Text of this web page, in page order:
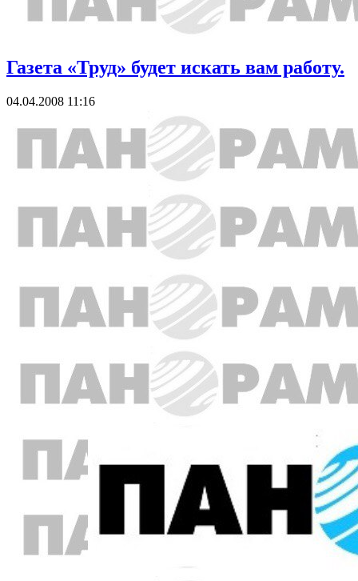
Газета «Труд» будет искать вам работу.
04.04.2008 11:16